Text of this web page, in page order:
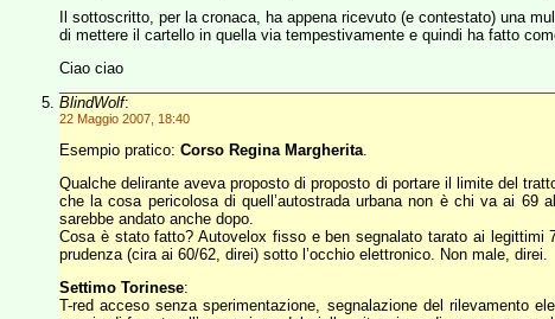
Il sottoscritto, per la cronaca, ha appena ricevuto (e contestato) una
di mettere il cartello in quella via tempestivamente e quindi ha fatto
Ciao ciao
BlindWolf:
22 Maggio 2007, 18:40
Esempio pratico: Corso Regina Margherita.
Qualche delirante aveva proposto di proposto di portare il limite del
che la cosa pericolosa di quell’autostrada urbana non è chi va ai
sarebbe andato anche dopo.
Cosa è stato fatto? Autovelox fisso e ben segnalato tarato ai
prudenza (cira ai 60/62, direi) sotto l’occhio elettronico. Non male, direi.
Settimo Torinese:
T-red acceso senza sperimentazione, segnalazione del rilevamento